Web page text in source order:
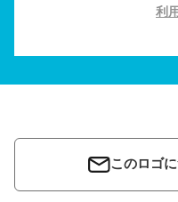
利
このロゴ